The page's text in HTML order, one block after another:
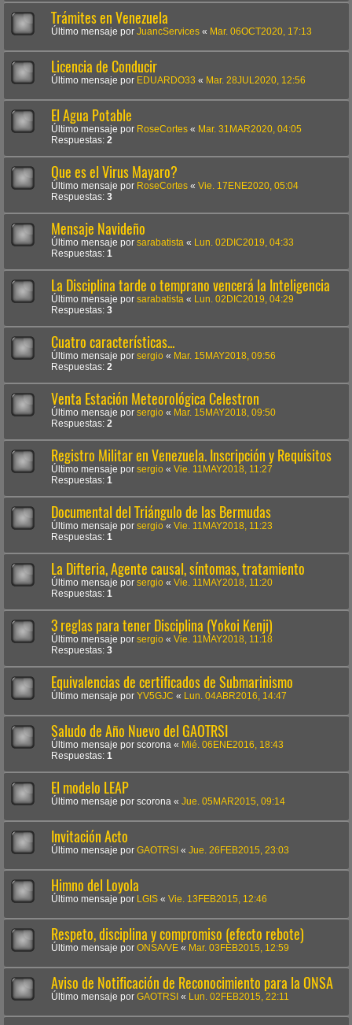
Trámites en Venezuela
Último mensaje por JuancServices « Mar. 06OCT2020, 17:13
Licencia de Conducir
Último mensaje por EDUARDO33 « Mar. 28JUL2020, 12:56
El Agua Potable
Último mensaje por RoseCortes « Mar. 31MAR2020, 04:05
Respuestas: 2
Que es el Virus Mayaro?
Último mensaje por RoseCortes « Vie. 17ENE2020, 05:04
Respuestas: 3
Mensaje Navideño
Último mensaje por sarabatista «
Lun. 02DIC2019, 04:33
Respuestas: 1
La Disciplina tarde o temprano vencerá la Inteligencia
Último mensaje por sarabatista «
Lun. 02DIC2019, 04:29
Respuestas: 3
Cuatro características...
Último mensaje por sergio « Mar. 15MAY2018, 09:56
Respuestas: 2
Venta Estación Meteorológica Celestron
Último mensaje por sergio « Mar. 15MAY2018, 09:50
Respuestas: 2
Registro Militar en Venezuela. Inscripción y Requisitos
Último mensaje por sergio « Vie. 11MAY2018, 11:27
Respuestas: 1
Documental del Triángulo de las Bermudas
Último mensaje por sergio « Vie. 11MAY2018, 11:23
Respuestas: 1
La Difteria, Agente causal, síntomas, tratamiento
Último mensaje por sergio « Vie. 11MAY2018, 11:20
Respuestas: 1
3 reglas para tener Disciplina (Yokoi Kenji)
Último mensaje por sergio « Vie. 11MAY2018, 11:18
Respuestas: 3
Equivalencias de certificados de Submarinismo
Último mensaje por YV5GJC « Lun. 04ABR2016, 14:47
Saludo de Año Nuevo del GAOTRSI
Último mensaje por scorona « Mié. 06ENE2016, 18:43
Respuestas: 1
El modelo LEAP
Último mensaje por scorona « Jue. 05MAR2015, 09:14
Invitación Acto
Último mensaje por GAOTRSI « Jue. 26FEB2015, 23:03
Himno del Loyola
Último mensaje por LGIS « Vie. 13FEB2015, 12:46
Respeto, disciplina y compromiso (efecto rebote)
Último mensaje por ONSA/VE « Mar. 03FEB2015, 12:59
Aviso de Notificación de Reconocimiento para la ONSA
Último mensaje por GAOTRSI « Lun. 02FEB2015, 22:11